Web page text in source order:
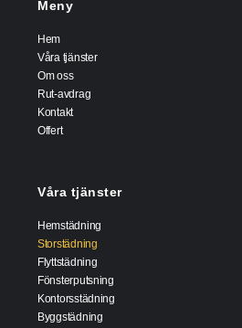
Meny
Hem
Våra tjänster
Om oss
Rut-avdrag
Kontakt
Offert
Våra tjänster
Hemstädning
Storstädning
Flyttstädning
Fönsterputsning
Kontorsstädning
Byggstädning